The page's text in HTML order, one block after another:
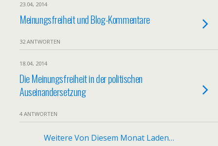
23.04, 2014
Meinungsfreiheit und Blog-Kommentare
32 ANTWORTEN
18.04, 2014
Die Meinungsfreiheit in der politischen
Auseinandersetzung
4 ANTWORTEN
Weitere Von Diesem Monat Laden…